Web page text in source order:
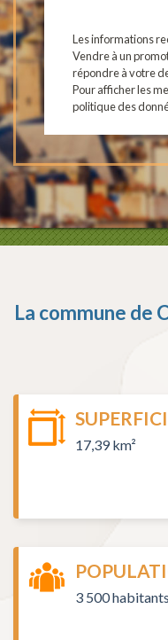
Les informations
Vendre à un
répondre à votre
Pour afficher les
politique des
La commune de
17,39 km²
3 500 habitants